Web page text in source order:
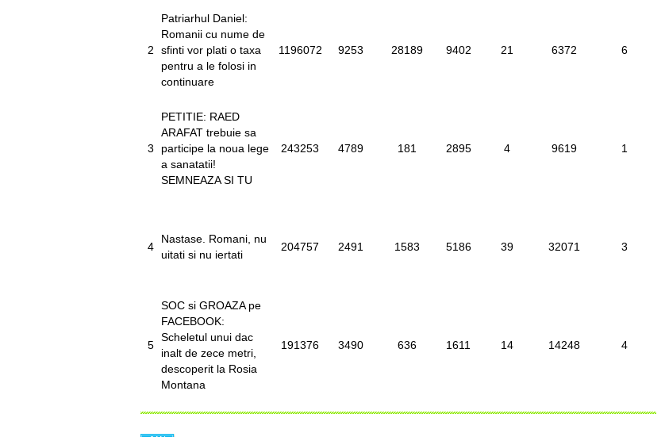
2
Patriarhul Daniel:
Romanii cu nume de
sfinti vor plati o taxa
pentru a le folosi in
continuare
1196072 9253 28189 9402 21 6372 6
3
PETITIE: RAED
ARAFAT trebuie sa
participe la noua lege
a sanatatii!
SEMNEAZA SI TU
243253 4789 181 2895 4 9619 1
4
Nastase. Romani, nu
uitati si nu iertati
204757 2491 1583 5186 39 32071 3
5
SOC si GROAZA pe
FACEBOOK:
Scheletul unui dac
inalt de zece metri,
descoperit la Rosia
Montana
191376 3490 636 1611 14 14248 4